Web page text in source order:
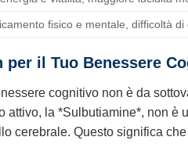
fisico e mentale, difficoltà
per il Tuo Benessere
cognitivo non è da
attivo, la *Sulbutiamine*, non
cerebrale. Questo significa